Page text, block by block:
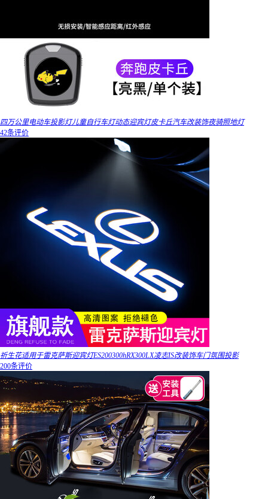
四万公里电动车投影灯儿童自行车灯动态迎宾灯皮卡丘汽车改装饰夜骑照地灯
42条评价
祈生花适用于雷克萨斯迎宾灯ES200300hRX300LX凌志IS改装饰车门氛围投影
200条评价